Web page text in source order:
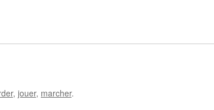
, jouer, marcher.